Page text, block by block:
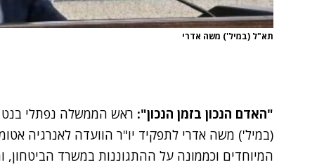
תא"ל (במיל') משה אדרי
"האדם הנכון בזמן הנכון": ראש הממשלה נפתלי בנט
(במיל') משה אדרי לתפקיד יו"ר הוועדה לאנרגיה
המיוחדים וכממונה על ההתגוננות במשרד הביטחון,